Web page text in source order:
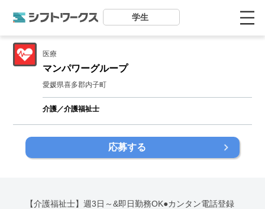
学生
医療
マンパワーグループ
愛媛県喜多郡内子町
介護／介護福祉士
応募する
【介護福祉士】週3日～&即日勤務OK●カンタン電話登録